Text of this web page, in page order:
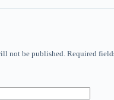
not be published. Required